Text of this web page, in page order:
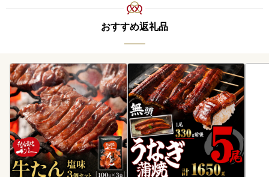
おすすめ返礼品